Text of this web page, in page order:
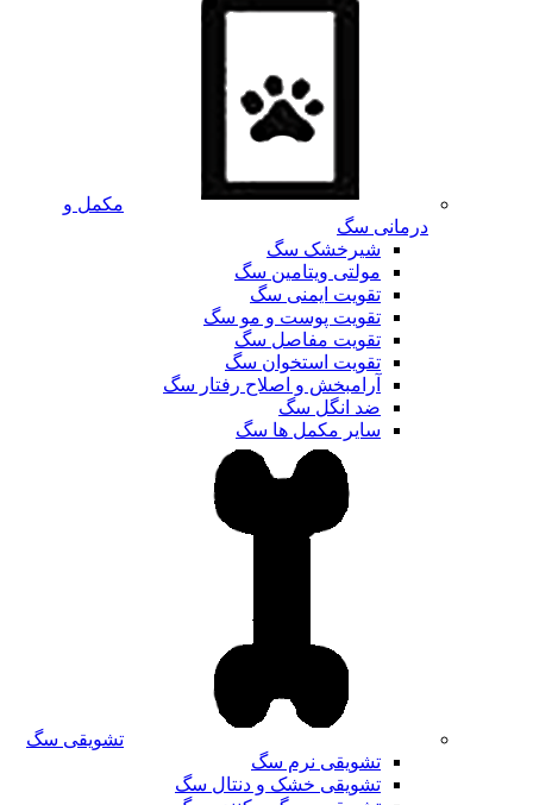
مکمل و
درمانی سگ
شیرخشک سگ
مولتی ویتامین سگ
تقویت ایمنی سگ
تقویت پوست و مو سگ
تقویت مفاصل سگ
تقویت استخوان سگ
آرامبخش و اصلاح رفتار سگ
ضد انگل سگ
سایر مکمل ها سگ
تشویقی سگ
تشویقی نرم سگ
تشویقی خشک و دنتال سگ